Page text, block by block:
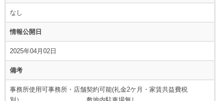
なし
情報公開日
2025年04月02日
備考
事務所使用可事務所・店舗契約可能(礼金2ケ月・家賃共益費税